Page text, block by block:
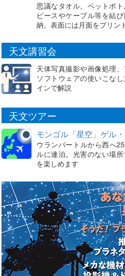
思議なタオル。ペットボ
ピースやケーブル等を結
納。表面には月面をプリント
天文講習会
天体写真撮影や画像処理
ソフトウェアの使いこな
インで解説
天文ツアー
モンゴル「星空」ゲル
ウランバートルから西へ
ルに連泊。光害のない場
を楽しめます